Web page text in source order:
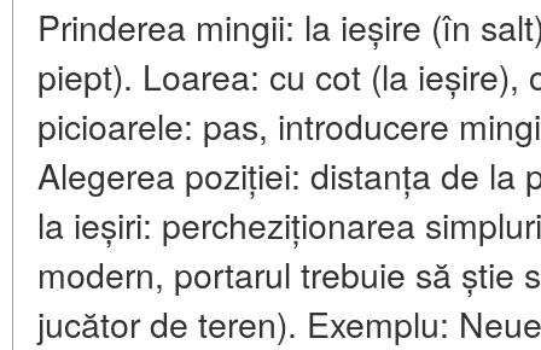
Prinderea mingii: la ieșire (în
piept). Loarea: cu cot (la ieșire),
picioarele: pas, introducere
Alegerea poziției: distanța de la
la ieșiri: percheziționarea
modern, portarul trebuie să știe
jucător de teren). Exemplu: